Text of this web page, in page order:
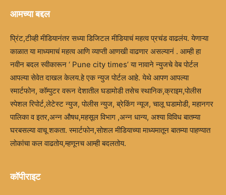
आमच्या बद्दल
प्रिंट,टीव्ही मीडियानंतर सध्या डिजिटल मीडियाचं महत्व प्रचंड वाढलंय. येणाऱ्या
काळात या माध्यमाचं महत्व आणि व्याप्ती आणखी वाढणार असल्यानं . आम्ही हा
नवीन बदल स्वीकारून ‘ Pune city times’ या नावाने न्युजचे वेब पोर्टल
आपल्या सेवेत दाखल केलय.हे एक न्युज पोर्टल आहे. येथे आपण आपल्या
स्मार्टफोन, कॉम्पुटर वरून देशातील घडामोडी तसेच स्थानिक,क्राइम,पोलीस
स्पेशल रिपोर्ट,लेटेस्ट न्युज, पोलीस न्युज, ब्रेकिंग न्यूज, चालू घडामोडी, महानगर
पालिका व इतर,अन्न औषध,महसूल विभाग ,अन्न धान्य, अश्या विविध बातम्या
घरबसल्या वाचू शकता. स्मार्टफोन,सोशल मीडियाच्या माध्यमातून बातम्या पाहण्यात
लोकांचा कल वाढतोय,म्हणूनच आम्ही बदलतोय.
कॉपीराइट